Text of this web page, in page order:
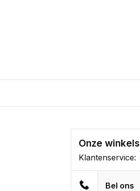
Onze winkels
Klantenservice:
Bel ons